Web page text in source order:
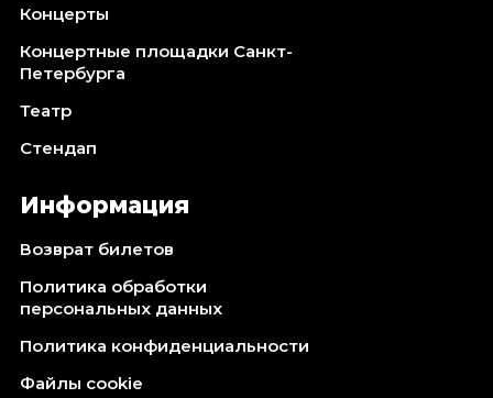
Концерты
Концертные площадки Санкт-
Петербурга
Театр
Стендап
Информация
Возврат билетов
Политика обработки
персональных данных
Политика конфиденциальности
Файлы cookie